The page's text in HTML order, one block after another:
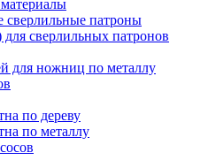
патроны
сверлильных патронов
для ножниц по металлу
по дереву
по металлу